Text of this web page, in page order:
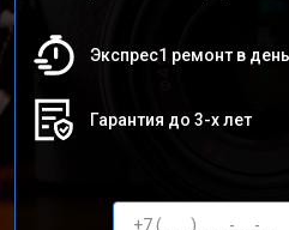
Экспрес1 ремонт в
Гарантия до 3-х лет